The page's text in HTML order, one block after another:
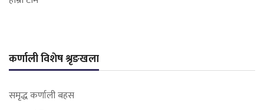
कर्णाली विशेष श्रृङखला
समृद्ध कर्णाली बहस